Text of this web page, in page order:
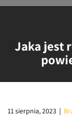
Jaka jest
11 sierpnia, 2023 |